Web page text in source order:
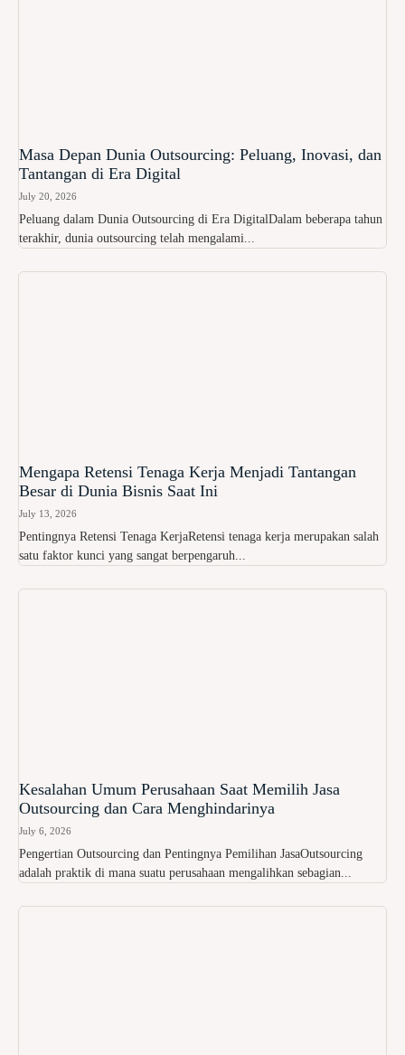
Masa Depan Dunia Outsourcing: Peluang, Inovasi, dan
Tantangan di Era Digital
July 20, 2026
Peluang dalam Dunia Outsourcing di Era DigitalDalam beberapa tahun
terakhir, dunia outsourcing telah mengalami...
Mengapa Retensi Tenaga Kerja Menjadi Tantangan
Besar di Dunia Bisnis Saat Ini
July 13, 2026
Pentingnya Retensi Tenaga KerjaRetensi tenaga kerja merupakan salah
satu faktor kunci yang sangat berpengaruh...
Kesalahan Umum Perusahaan Saat Memilih Jasa
Outsourcing dan Cara Menghindarinya
July 6, 2026
Pengertian Outsourcing dan Pentingnya Pemilihan JasaOutsourcing
adalah praktik di mana suatu perusahaan mengalihkan sebagian...